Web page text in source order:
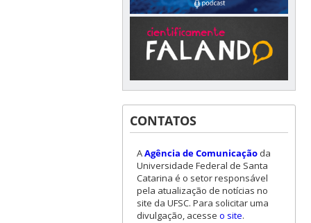
CONTATOS
AAgência de Comunicaçãoda
Universidade Federal de Santa
Catarina é o setor responsável
pela atualização de notícias no
site da UFSC. Para solicitar uma
divulgação, acesse o site.